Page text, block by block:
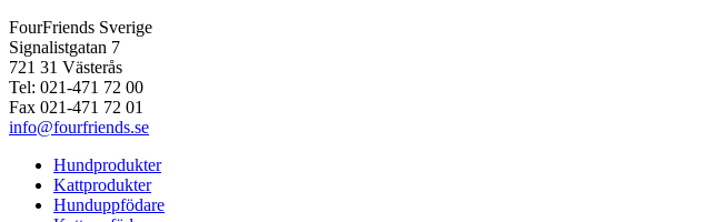
FourFriends Sverige
Signalistgatan 7
721 31 Västerås
Tel: 021-471 72 00
Fax 021-471 72 01
info@fourfriends.se
Hundprodukter
Kattprodukter
Hunduppfödare